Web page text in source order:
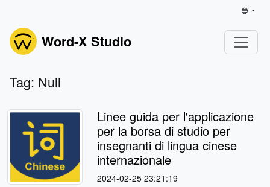
Word-X Studio
Tag: Null
Linee guida per l'applicazione
per la borsa di studio per
insegnanti di lingua cinese
internazionale
2024-02-25 23:21:19